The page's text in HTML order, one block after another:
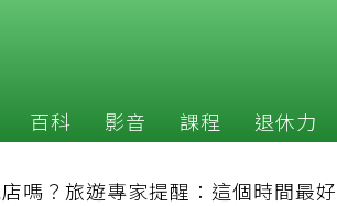
百科 影音 課程 退休力
嗎？旅遊專家提醒：這個時間最